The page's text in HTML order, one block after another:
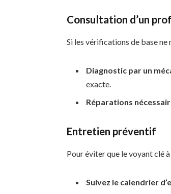
Consultation d’un
Si les vérifications de base
Diagnostic par un
exacte.
Réparations
Entretien préventif
Pour éviter que le voyant clé
Suivez le calendrier